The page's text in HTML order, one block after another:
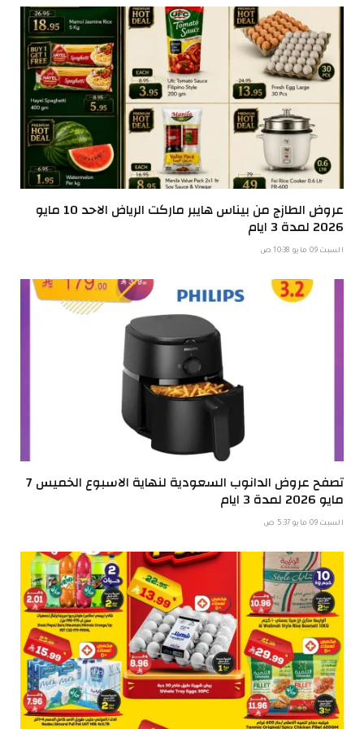
عروض الطازج من بيناس هايبر ماركت الرياض الاحد 10 مايو
2026 لمدة 3 ايام
السبت 09 مايو 10:38 ص
تصفح عروض الدانوب السعودية لنهاية الاسبوع الخميس 7
مايو 2026 لمدة 3 ايام
السبت 09 مايو 5:37 ص